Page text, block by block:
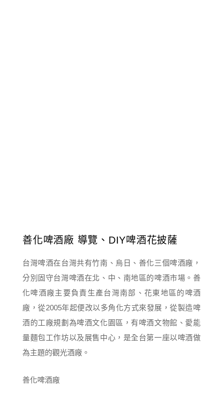
善化啤酒廠 導覽、DIY啤酒花披薩
台灣啤酒在台灣共有竹南、烏日、善化三個啤酒廠，
分別固守台灣啤酒在北、中、南地區的啤酒市場。善
化啤酒廠主要負責生產台灣南部、花東地區的啤酒
廠，從2005年起便改以多角化方式來發展，從製造啤
酒的工廠規劃為啤酒文化園區，有啤酒文物館、愛能
量麵包工作坊以及展售中心，是全台第一座以啤酒做
為主題的觀光酒廠。
善化啤酒廠